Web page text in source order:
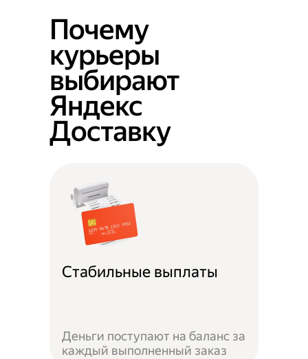
Почему
курьеры
выбирают
Яндекс
Доставку
Стабильные выплаты
Деньги поступают на баланс за
каждый выполненный заказ